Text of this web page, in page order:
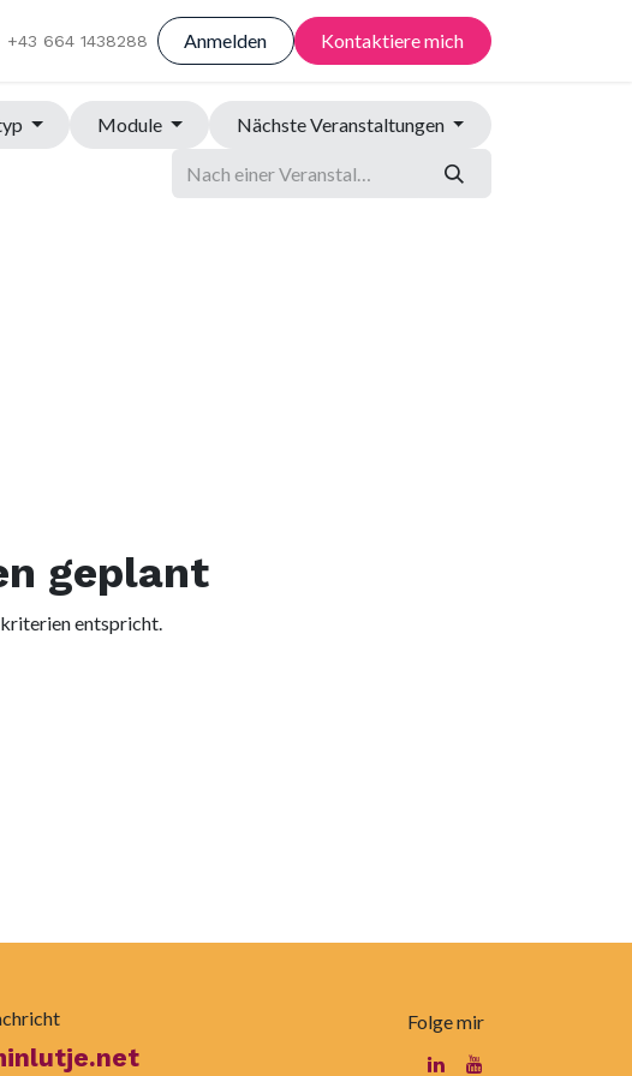
+43 664 1438288 Anmelden Kontaktiere mich
Module Nächste Veranstaltungen
geplant
entspricht.
Folge mir